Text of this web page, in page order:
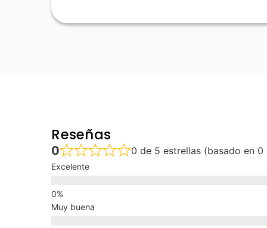
Reseñas
0 0 de 5 estrellas (basado en 0
Excelente
Muy buena